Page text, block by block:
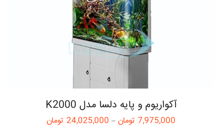
آکواریوم و پایه دلسا مدل K2000
7,975,000 تومان –
24,025,000 تومان